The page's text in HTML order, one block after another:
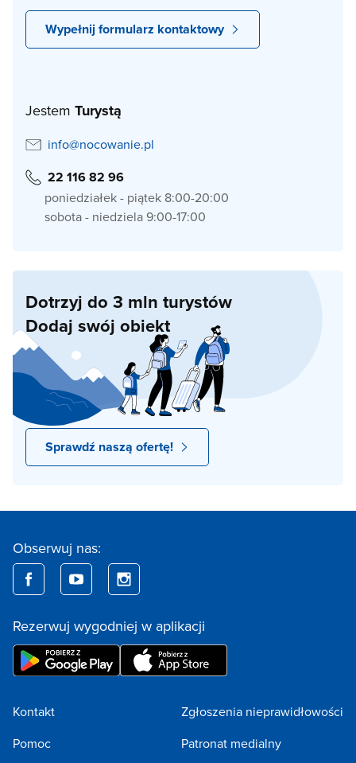
Wypełnij formularz kontaktowy
Jestem Turystą
info@nocowanie.pl
22 116 82 96
poniedziałek - piątek 8:00-20:00
sobota - niedziela 9:00-17:00
Dotrzyj do 3 mln turystów
Dodaj swój obiekt
Sprawdź naszą ofertę!
Obserwuj nas:
Rezerwuj wygodniej w aplikacji
Kontakt
Pomoc
Zgłoszenia nieprawidłowości
Patronat medialny